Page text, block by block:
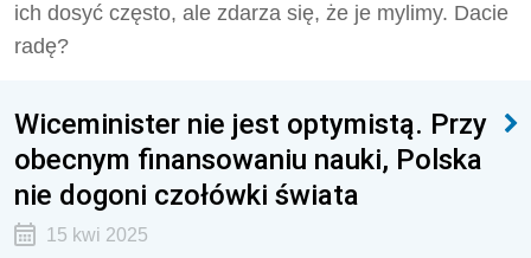
ich dosyć często, ale zdarza się, że je mylimy. Dacie
radę?
Wiceminister nie jest optymistą. Przy
obecnym finansowaniu nauki, Polska
nie dogoni czołówki świata
15 kwi 2025